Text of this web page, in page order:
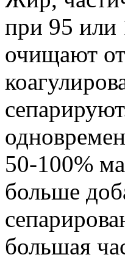
при 95 или
очищают
50-100%
больше
большая